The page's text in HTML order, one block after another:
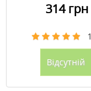
314 грн
1
Відсутній